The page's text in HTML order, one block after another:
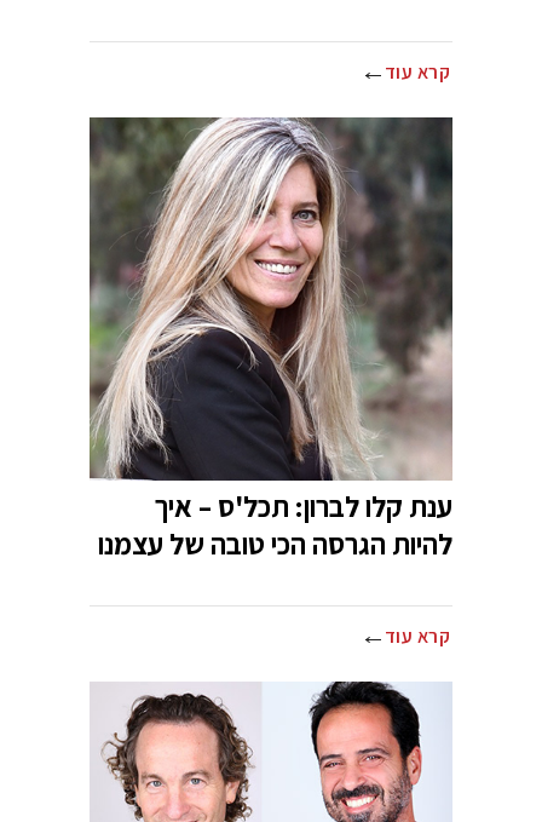
קרא עוד
ענת קלו לברון: תכל'ס – איך
להיות הגרסה הכי טובה של עצמנו
קרא עוד